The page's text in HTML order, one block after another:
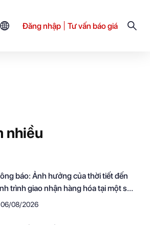
Đăng nhập Tư vấn báo giá
nhiều
báo: Ảnh hưởng của thời tiết đến
trình giao nhận hàng hóa tại một số
vực
06/08/2026